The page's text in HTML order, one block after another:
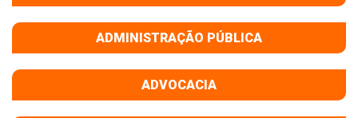
ADMINISTRAÇÃO PÚBLICA
ADVOCACIA